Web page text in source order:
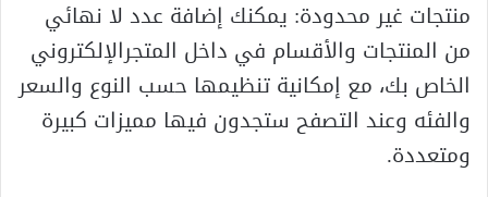
منتجات غير محدودة: يمكنك إضافة عدد لا نهائي
من المنتجات والأقسام في داخل المتجرالإلكتروني
الخاص بك، مع إمكانية تنظيمها حسب النوع والسعر
والفئه وعند التصفح ستجدون فيها مميزات كبيرة
ومتعددة.